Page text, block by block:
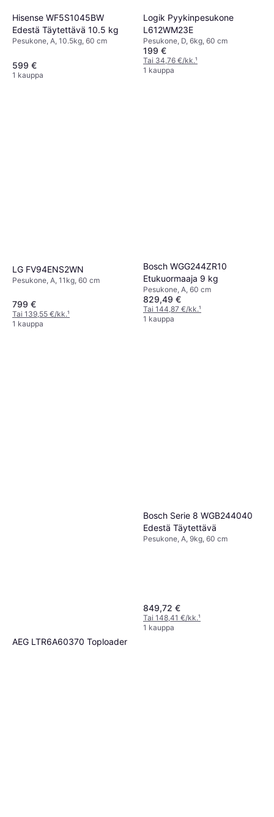
Hisense WF5S1045BW
Edestä Täytettävä 10.5 kg
Pesukone, A, 10.5kg, 60 cm
599 €
1 kauppa
Logik Pyykinpesukone
L612WM23E
Pesukone, D, 6kg, 60 cm
199 €
Tai 34,76 €/kk.¹
1 kauppa
LG FV94ENS2WN
Pesukone, A, 11kg, 60 cm
799 €
Tai 139,55 €/kk.¹
1 kauppa
Bosch WGG244ZR10
Etukuormaaja 9 kg
Pesukone, A, 60 cm
829,49 €
Tai 144,87 €/kk.¹
1 kauppa
AEG LTR6A60370 Toploader
Bosch Serie 8 WGB244040
Edestä Täytettävä
Pesukone, A, 9kg, 60 cm
849,72 €
Tai 148,41 €/kk.¹
1 kauppa